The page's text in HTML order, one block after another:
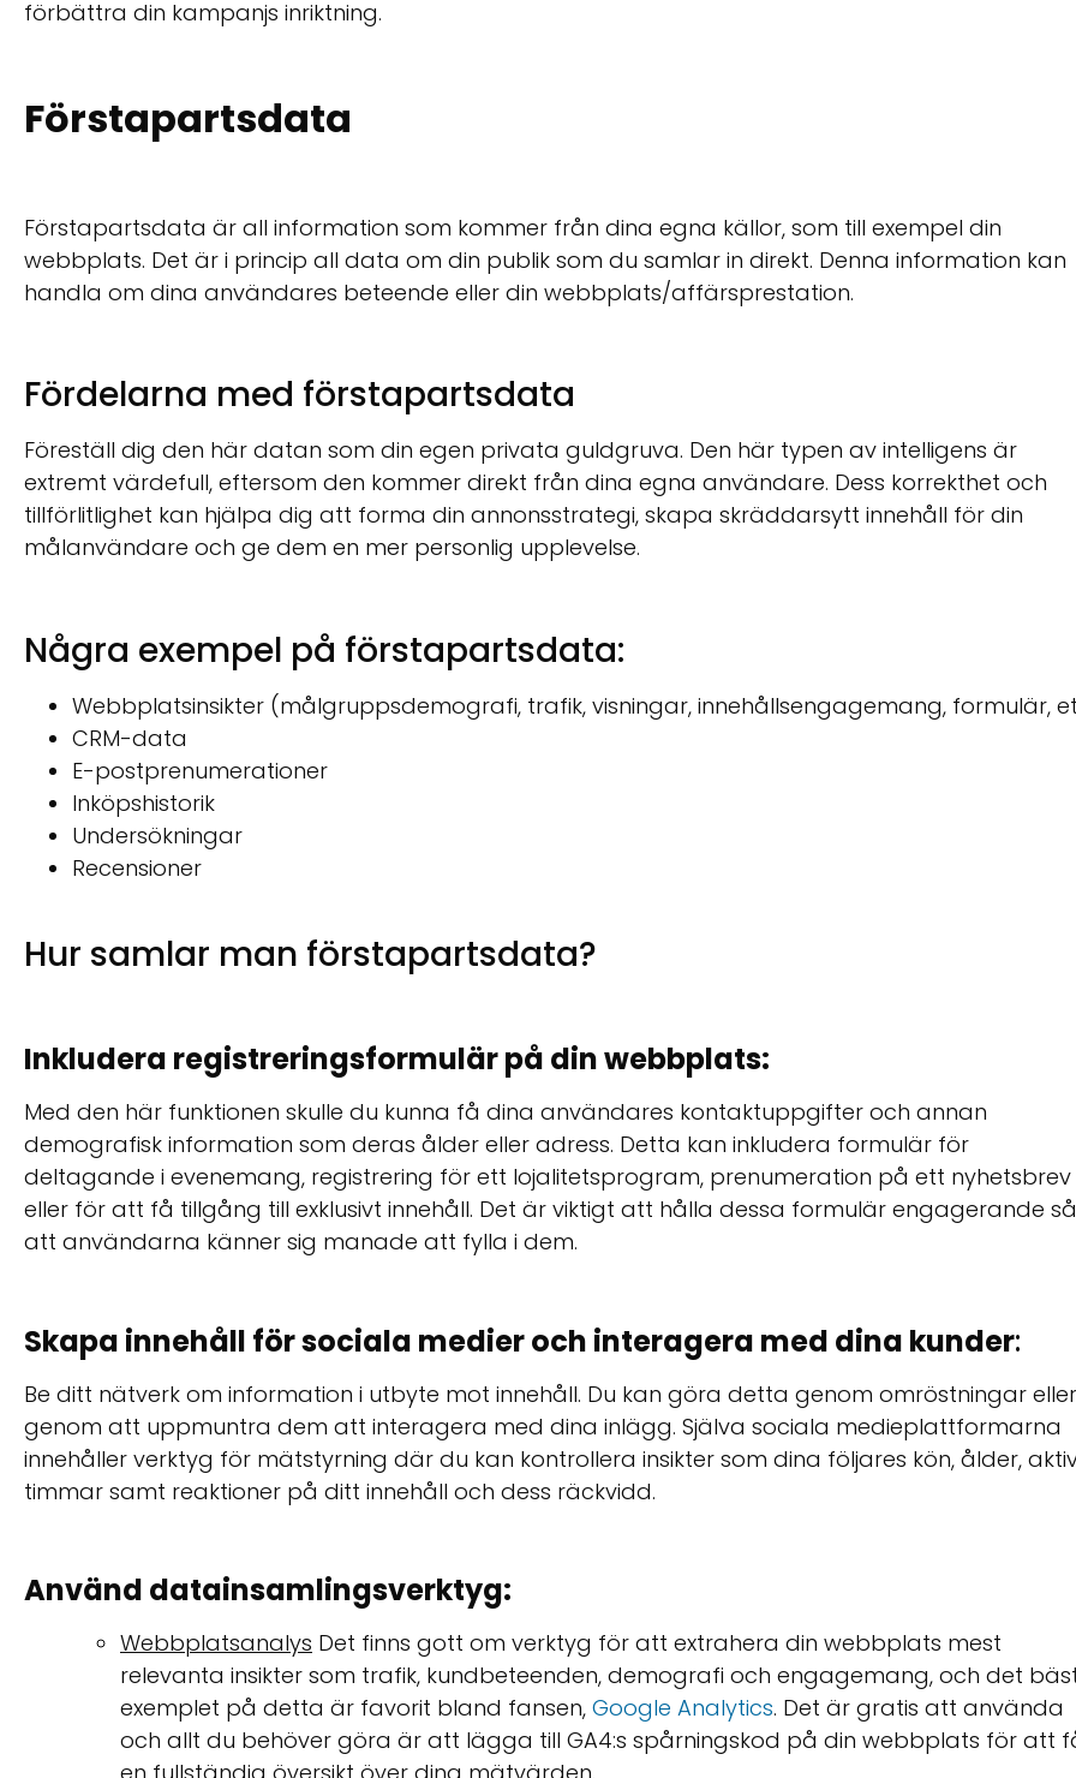
förbättra din kampanjs inriktning.
Förstapartsdata
Förstapartsdata är all information som kommer från dina egna källor, som till exempel din
webbplats. Det är i princip all data om din publik som du samlar in direkt. Denna information kan
handla om dina användares beteende eller din webbplats/affärsprestation.
Fördelarna med förstapartsdata
Föreställ dig den här datan som din egen privata guldgruva. Den här typen av intelligens är
extremt värdefull, eftersom den kommer direkt från dina egna användare. Dess korrekthet och
tillförlitlighet kan hjälpa dig att forma din annonsstrategi, skapa skräddarsytt innehåll för din
målanvändare och ge dem en mer personlig upplevelse.
Några exempel på förstapartsdata:
Webbplatsinsikter (målgruppsdemografi, trafik, visningar, innehållsengagemang, formulär,
CRM-data
E-postprenumerationer
Inköpshistorik
Undersökningar
Recensioner
Hur samlar man förstapartsdata?
Inkludera registreringsformulär på din webbplats:
Med den här funktionen skulle du kunna få dina användares kontaktuppgifter och annan
demografisk information som deras ålder eller adress. Detta kan inkludera formulär för
deltagande i evenemang, registrering för ett lojalitetsprogram, prenumeration på ett nyhetsbrev
eller för att få tillgång till exklusivt innehåll. Det är viktigt att hålla dessa formulär engagerande så
att användarna känner sig manade att fylla i dem.
Skapa innehåll för sociala medier och interagera med dina kunder:
Be ditt nätverk om information i utbyte mot innehåll. Du kan göra detta genom omröstningar eller
genom att uppmuntra dem att interagera med dina inlägg. Själva sociala medieplattformarna
innehåller verktyg för mätstyrning där du kan kontrollera insikter som dina följares kön, ålder,
timmar samt reaktioner på ditt innehåll och dess räckvidd.
Använd datainsamlingsverktyg:
Webbplatsanalys Det finns gott om verktyg för att extrahera din webbplats mest
relevanta insikter som trafik, kundbeteenden, demografi och engagemang, och det
exemplet på detta är favorit bland fansen, Google Analytics. Det är gratis att använda
och allt du behöver göra är att lägga till GA4:s spårningskod på din webbplats för att